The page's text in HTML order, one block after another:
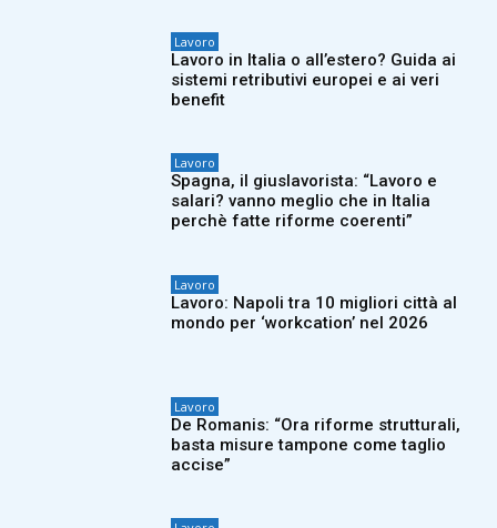
Lavoro
Lavoro in Italia o all’estero? Guida ai
sistemi retributivi europei e ai veri
benefit
Lavoro
Spagna, il giuslavorista: “Lavoro e
salari? vanno meglio che in Italia
perchè fatte riforme coerenti”
Lavoro
Lavoro: Napoli tra 10 migliori città al
mondo per ‘workcation’ nel 2026
Lavoro
De Romanis: “Ora riforme strutturali,
basta misure tampone come taglio
accise”